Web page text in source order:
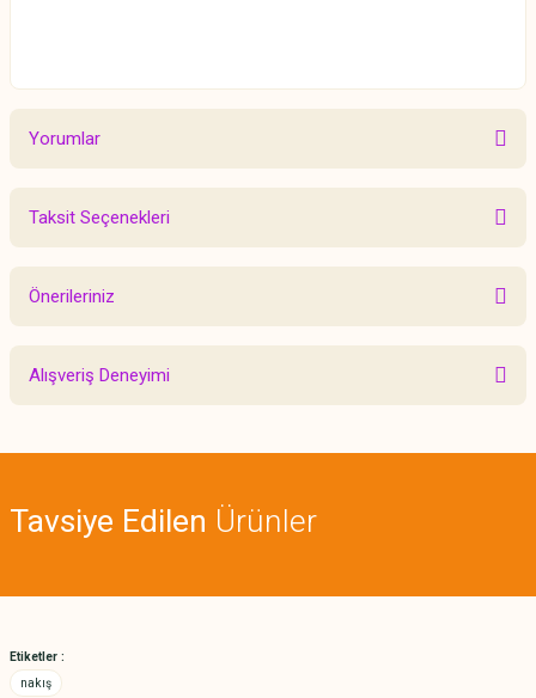
Yorumlar
Taksit Seçenekleri
Önerileriniz
Bu ürünün fiyat bilgisi, resim, ürün açıklamalarında ve diğer konularda
yetersiz gördüğünüz noktaları öneri formunu kullanarak tarafımıza
Ürün açıklamasında eksik bilgiler bulunuyor.
Alışveriş Deneyimi
Tavsiye Edilen Ürünler
Etiketler :
nakış